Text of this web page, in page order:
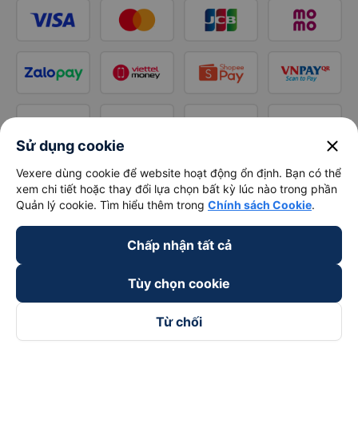
Sử dụng cookie close
Vexere dùng cookie để website hoạt động ổn định. Bạn có thể
xem chi tiết hoặc thay đổi lựa chọn bất kỳ lúc nào trong phần
Quản lý cookie. Tìm hiểu thêm trong Chính sách Cookie.
Chấp nhận tất cả
Tùy chọn cookie
Từ chối